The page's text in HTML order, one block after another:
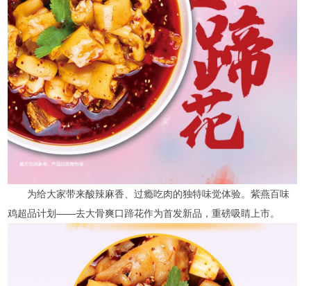
为给大家带来酸辣麻香、过瘾吃肉的独特味觉体验。紫燕百味
鸡超品计划——去大骨爽口蹄花作为首发新品，重磅吸睛上市。